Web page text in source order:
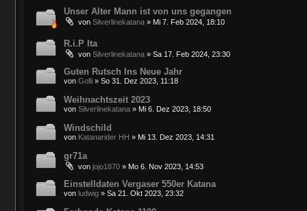
Unser Alter Mann ist von uns gegangen
von Silverlinekatana » Mi 7. Feb 2024, 18:10
R.i.P Ita
von Silverlinekatana » Sa 17. Feb 2024, 23:30
Guten Rutsch Ins Neue Jahr
von Golli » So 31. Dez 2023, 11:18
Weihnachtszeit 2023
von Silverlinekatana » Mi 6. Dez 2023, 18:50
Windschild
von Katanarider HH » Mi 13. Dez 2023, 14:31
gr71a
von jojo1870 » Mo 6. Nov 2023, 14:53
Einstelldaten Vergaser 550er Katana
von ludwig » Sa 21. Okt 2023, 23:32